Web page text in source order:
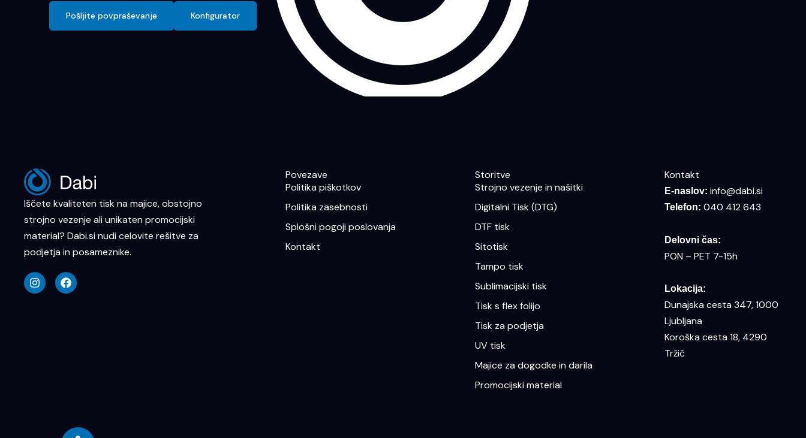
Pošljite povpraševanje Konfigurator
Iščete kvaliteten tisk na majice, obstojno
strojno vezenje ali unikaten promocijski
material? Dabi.si nudi celovite rešitve za
podjetja in posameznike.
n
s
t
a
c
e
Povezave
Politika piškotkov
Politika zasebnosti
Splošni pogoji poslovanja
Kontakt
Storitve
Strojno vezenje in našitki
Digitalni Tisk (DTG)
DTF tisk
Sitotisk
Tampo tisk
Sublimacijski tisk
Tisk s flex folijo
Tisk za podjetja
UV tisk
Majice za dogodke in darila
Promocijski material
Kontakt
E-naslov: info@dabi.si
Telefon: 040 412 643
Delovni čas:
PON – PET 7-15h
Lokacija:
Dunajska cesta 347, 1000
Ljubljana
Koroška cesta 18, 4290
Tržič